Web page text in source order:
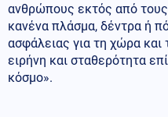
ανθρώπους εκτός από
κανένα πλάσμα, δέντρα ή
ασφάλειας για τη χώρα και
ειρήνη και σταθερότητα
κόσμο».